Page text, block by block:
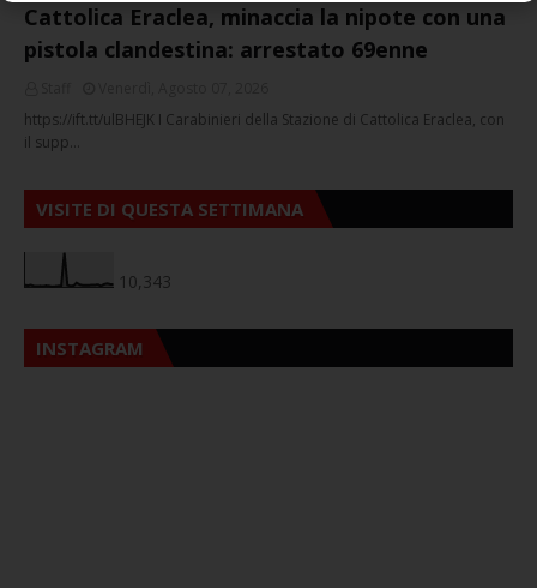
Cattolica Eraclea, minaccia la nipote con una
pistola clandestina: arrestato 69enne
https://ift.tt/ulBHEJK I Carabinieri della Stazione di Cattolica Eraclea, con
il supp…
VISITE DI QUESTA SETTIMANA
10,343
INSTAGRAM